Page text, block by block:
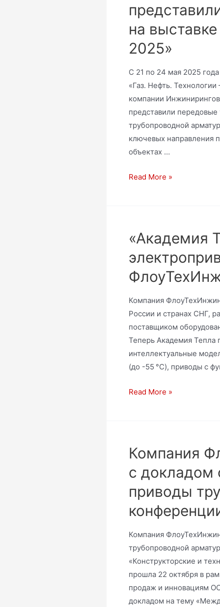
на
2025»
С 21 по 24 мая 2025
«Газ. Нефть.
компании
представили
трубопроводной
ключевых направления
объектах …
Read More »
«Академия
Компания
России и странах СНГ,
поставщиком
Теперь Академия Тепла
интеллектуальные
(до -55 °C), приводы с
Read More »
Компания
с докладом
приводы
Компания
трубопроводной
«Конструкторские и
прошла 22 октября в
продаж и инновациям
докладом на тему